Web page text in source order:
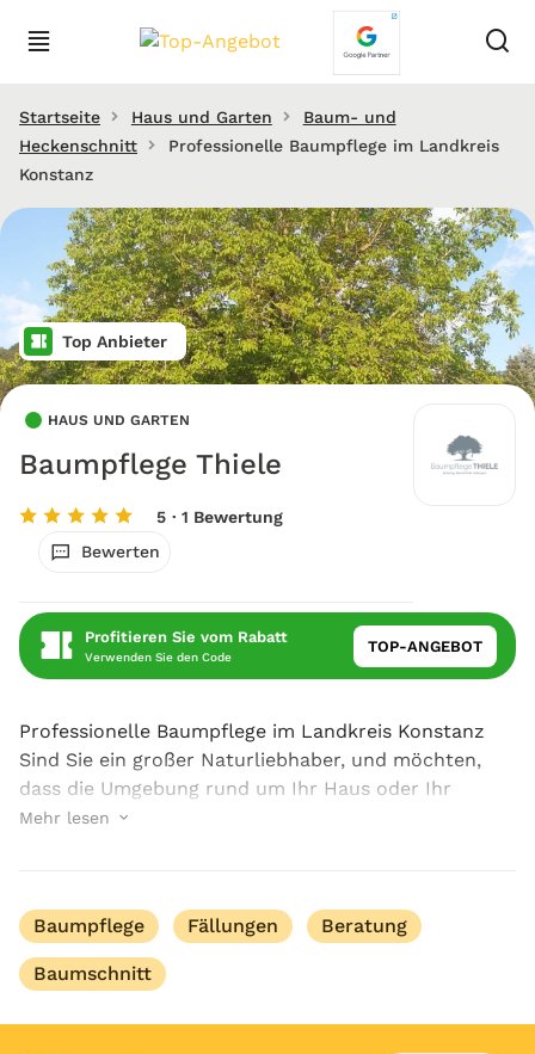
Startseite Haus und Garten
Baum- und
Heckenschnitt
Professionelle Baumpflege im Landkreis
Konstanz
Top Anbieter
HAUS UND GARTEN
Baumpflege Thiele
5 · 1 Bewertung
Bewerten
Profitieren Sie vom Rabatt
Verwenden Sie den Code
TOP-ANGEBOT
Professionelle Baumpflege im Landkreis Konstanz
Sind Sie ein großer Naturliebhaber, und möchten,
dass die Umgebung rund um Ihr Haus oder Ihr
Bürogebäude von schönen, gesunden und gepflegten
Mehr lesen
Baumpflege Fällungen Beratung
Baumschnitt